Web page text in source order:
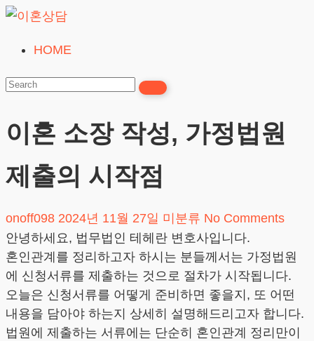
Skip
content
혼
담
HOME
이혼 소장 작성, 가정법원
제출의 시작점
onoff098 2024년 11월 27일 미분류 No Comments
안녕하세요, 법무법인 테헤란 변호사입니다.
혼인관계를 정리하고자 하시는 분들께서는 가정법원
에 신청서류를 제출하는 것으로 절차가 시작됩니다.
오늘은 신청서류를 어떻게 준비하면 좋을지, 또 어떤
내용을 담아야 하는지 상세히 설명해드리고자 합니다.
법원에 제출하는 서류에는 단순히 혼인관계 정리만이